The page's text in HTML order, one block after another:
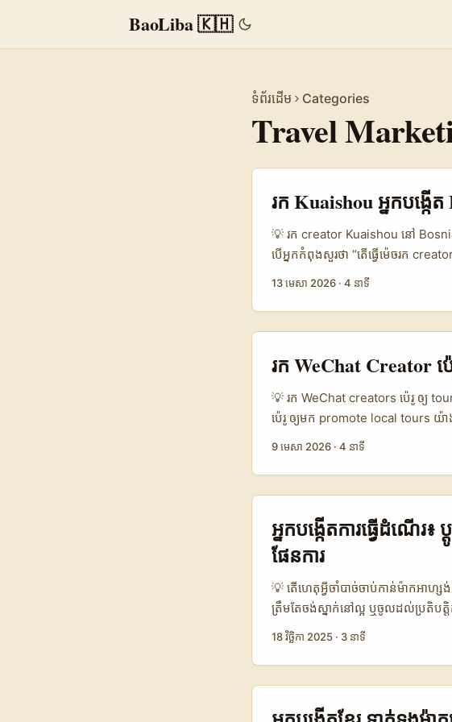
BaoLiba 🇰🇭
ទំព័រដើម Categories
Travel
រក Kuaishou អ្នកបង្ក
💡 រក creator Kuaishou នៅ
បើអ្នកកំពុងសួរថា “តើធ្វើម៉េចរក
travel gear តាម UGC?” ចម្លើយខ្
មាន delivery មាន payment តែម្តង
lifecycle នៃ campaign ស្រួលជាង
មានចំណុចមួយដែលគួរចាប់អារម្មណ៍គឺ
product និង brief។ សម្រាប់ travel
ទេ—អ្វីដែលត្រូវការគឺភាពពិត និងល្បឿន
13 មេសា 2026 · 4 នាទី
រក WeChat Creator
💡 រក WeChat creators ប៉េរូ ឲ្យ
ប៉េរូ ឲ្យមក promote local tours យ៉ា
ដែល audience របស់គាត់ជឿ។ ក្នុងទ
ស្ទីលបង្ហាញខ្លួនប៉ុណ្ណោះទេ។ របាយកា
Tourism បានហៅ creator មកជួយ
annual goal 23 លាន។ នេះបញ្ជាក់
មែនៗ។ ...
9 មេសា 2026 · 4 នាទី
អ្នកបង្កើតការធ្វើដំណើ
ផែនការ
💡 តើហេតុអ្វីចាំបាច់ចាប់កាន់ម៉ាកអាហ្
ត្រឹមតែចង់ស្នាក់នៅល្អ ឬចូលដល់ប្រតិបត្
អារម្មណ៍ផ្ទាល់ខ្លួន។ សម្រាប់អ្នកបង្កើ
gastronomy brands) កំពុងផ្គត់ផ្គ
អាចបម្លែងអ្នកមើលចូលទៅកាន់ការកក់
សកម្មភាពខ្លាំង — អាចបង្កើត
បានលឿន។ សំណួរចម្បង: តើអ្នកធ្វើដូចម្
18 វិច្ឆិកា 2025 · 3 នាទី